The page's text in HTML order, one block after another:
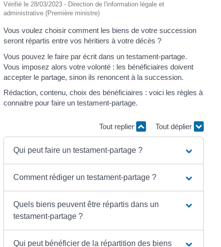
Vérifié le 28/03/2023 - Direction de l'information légale et
administrative (Première ministre)
Vous voulez choisir comment les biens de votre succession
seront répartis entre vos héritiers à votre décès ?
Vous pouvez le faire par écrit dans un testament-partage.
Vous imposez alors votre volonté : les bénéficiaires doivent
accepter le partage, sinon ils renoncent à la succession.
Rédaction, contenu, choix des bénéficiaires : voici les règles à
connaitre pour faire un testament-partage.
Tout replier Tout déplier
Qui peut faire un testament-partage ?
Comment rédiger un testament-partage ?
Quels biens peuvent être répartis dans un
testament-partage ?
Qui peut bénéficier de la répartition des biens